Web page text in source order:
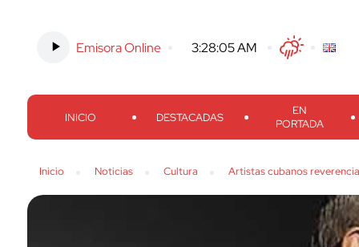
Emisora Online 3:28:06 AM TwitterFacebook
Threads
INICIO DESTACADAS
EN
PORTADA
Inicio Noticias Cultura Artistas cubanos